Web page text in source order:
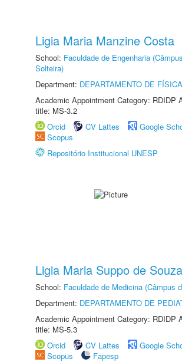
Ligia Maria Manzine Costa
School: Faculdade de Engenharia
Solteira)
Department: DEPARTAMENTO DE
Academic Appointment Category: RDIDP
title: MS-3.2
Orcid
CV Lattes
Google
Scopus
Repositório Institucional UNESP
Ligia Maria Suppo de
School: Faculdade de Medicina (Câmpus
Department: DEPARTAMENTO DE
Academic Appointment Category: RDIDP
title: MS-5.3
Orcid
CV Lattes
Google
Scopus
Fapesp